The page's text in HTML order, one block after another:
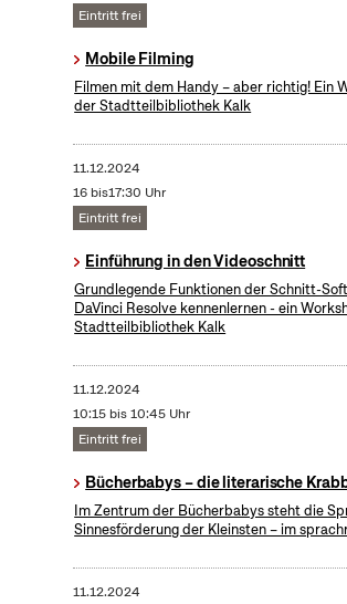
Eintritt frei
Mobile Filming
Filmen mit dem Handy – aber richtig! Ein
der Stadtteilbibliothek Kalk
11.12.2024
16 bis17:30 Uhr
Eintritt frei
Einführung in den Videoschnitt
Grundlegende Funktionen der Schnitt-
DaVinci Resolve kennenlernen - ein
Stadtteilbibliothek Kalk
11.12.2024
10:15 bis 10:45 Uhr
Eintritt frei
Bücherbabys – die literarische
Im Zentrum der Bücherbabys steht die
Sinnesförderung der Kleinsten – im
11.12.2024